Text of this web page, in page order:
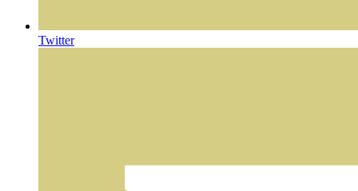
Twitter